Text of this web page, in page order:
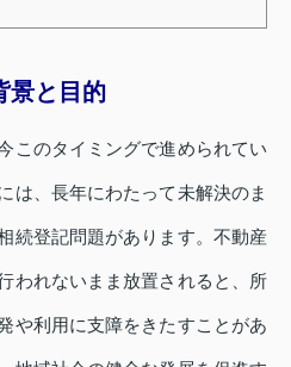
景と目的
このタイミングで進められてい
は、長年にわたって未解決のま
続登記問題があります。不動産
われないまま放置されると、所
や利用に支障をきたすことがあ